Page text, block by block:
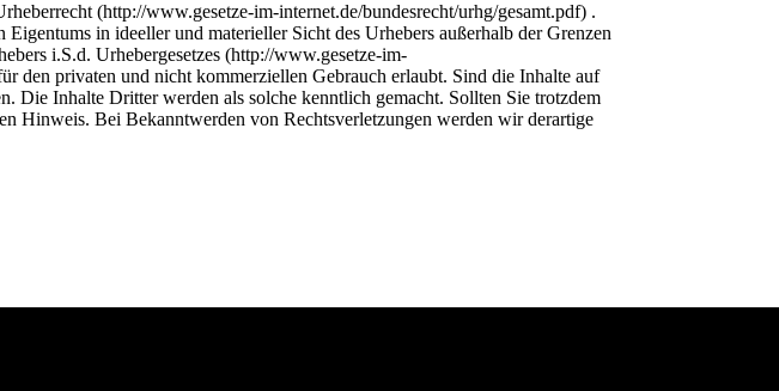
(http://www.gesetze-im-internet.de/bundesrecht/urhg/gesamt.pdf) .
in ideeller und materieller Sicht des Urhebers außerhalb der Grenzen
i.S.d. Urhebergesetzes (http://www.gesetze-im-
den privaten und nicht kommerziellen Gebrauch erlaubt. Sind die Inhalte auf
Die Inhalte Dritter werden als solche kenntlich gemacht. Sollten Sie trotzdem
Hinweis. Bei Bekanntwerden von Rechtsverletzungen werden wir derartige